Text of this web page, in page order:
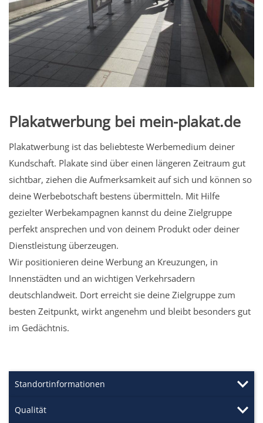
Plakatwerbung bei mein-plakat.de
Plakatwerbung ist das beliebteste Werbemedium deiner
Kundschaft. Plakate sind über einen längeren Zeitraum gut
sichtbar, ziehen die Aufmerksamkeit auf sich und können so
deine Werbebotschaft bestens übermitteln. Mit Hilfe
gezielter Werbekampagnen kannst du deine Zielgruppe
perfekt ansprechen und von deinem Produkt oder deiner
Dienstleistung überzeugen.
Wir positionieren deine Werbung an Kreuzungen, in
Innenstädten und an wichtigen Verkehrsadern
deutschlandweit. Dort erreicht sie deine Zielgruppe zum
besten Zeitpunkt, wirkt angenehm und bleibt besonders gut
im Gedächtnis.
Standortinformationen
Qualität